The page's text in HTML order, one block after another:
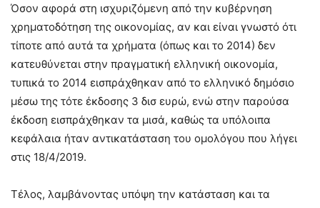
Όσον αφορά στη ισχυριζόμενη από την κυβέρνηση
χρηματοδότηση της οικονομίας, αν και είναι γνωστό ότι
τίποτε από αυτά τα χρήματα (όπως και το 2014) δεν
κατευθύνεται στην πραγματική ελληνική οικονομία,
τυπικά το 2014 εισπράχθηκαν από το ελληνικό δημόσιο
μέσω της τότε έκδοσης 3 δισ ευρώ, ενώ στην παρούσα
έκδοση εισπράχθηκαν τα μισά, καθώς τα υπόλοιπα
κεφάλαια ήταν αντικατάσταση του ομολόγου που λήγει
στις 18/4/2019.
Τέλος, λαμβάνοντας υπόψη την κατάσταση και τα